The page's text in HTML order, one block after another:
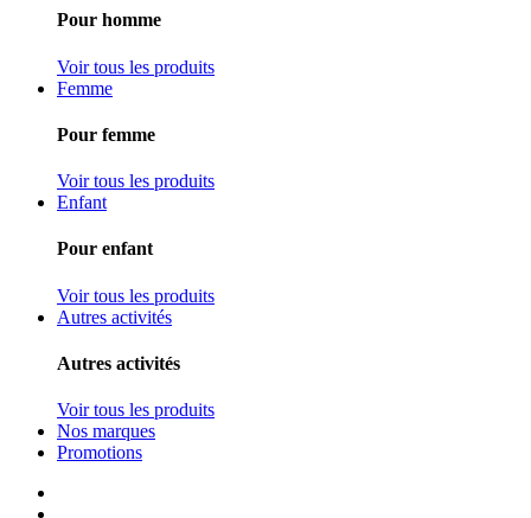
Pour homme
Voir tous les produits
Femme
Pour femme
Voir tous les produits
Enfant
Pour enfant
Voir tous les produits
Autres activités
Autres activités
Voir tous les produits
Nos marques
Promotions